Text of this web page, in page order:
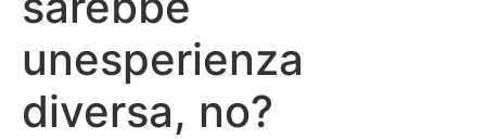
unesperienza
diversa, no?